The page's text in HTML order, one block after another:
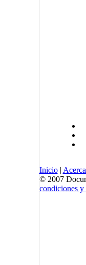
Inicio|
© 2007
condiciones y